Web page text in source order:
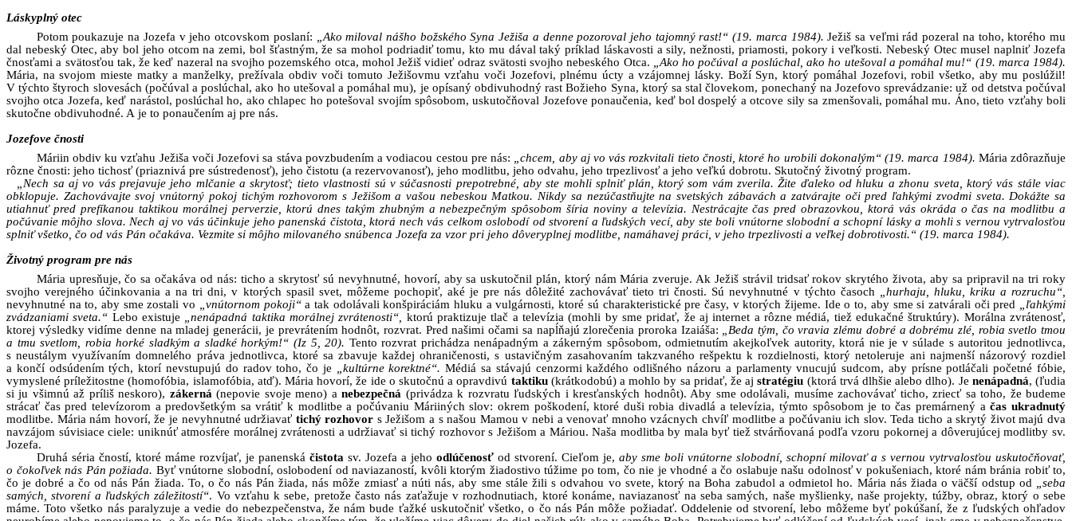
Láskyplný otec
Potom poukazuje na Jozefa v jeho otcovskom poslaní: „Ako miloval nášho božského Syna Ježiša a denne pozoroval jeho tajomný rast!“ (19. marca 1984).Ježiš sa veľmi rád pozeral na toho, ktorého mu
dal nebeský Otec, aby bol jeho otcom na zemi, bol šťastným, že sa mohol podriadiť tomu, kto mu dával taký príklad láskavosti a sily, nežnosti, priamosti, pokory i veľkosti. Nebeský Otec musel naplniť Jozefa
čnosťami a svätosťou tak, že keď nazeral na svojho pozemského otca, mohol Ježiš vidieť odraz svätosti svojho nebeského Otca. „Ako ho počúval a poslúchal, ako ho utešoval a pomáhal mu!“ (19. marca 1984).
Mária, na svojom mieste matky a manželky, prežívala obdiv voči tomuto Ježišovmu vzťahu voči Jozefovi, plnému úcty a vzájomnej lásky. Boží Syn, ktorý pomáhal Jozefovi, robil všetko, aby mu poslúžil!
V týchto štyroch slovesách (počúval a poslúchal, ako ho utešoval a pomáhal mu), je opísaný obdivuhodný rast Božieho Syna, ktorý sa stal človekom, ponechaný na Jozefovo sprevádzanie: už od detstva počúval
svojho otca Jozefa, keď narástol, poslúchal ho, ako chlapec ho potešoval svojím spôsobom, uskutočňoval Jozefove ponaučenia, keď bol dospelý a otcove sily sa zmenšovali, pomáhal mu. Áno, tieto vzťahy boli
skutočne obdivuhodné. A je to ponaučením aj pre nás.
Jozefove čnosti
Máriin obdiv ku vzťahu Ježiša voči Jozefovi sa stáva povzbudením a vodiacou cestou pre nás: „chcem, aby aj vo vás rozkvitali tieto čnosti, ktoré ho urobili dokonalým“ (19. marca 1984). Mária zdôrazňuje
rôzne čnosti: jeho tichosť (priaznivá pre sústredenosť), jeho čistotu (a rezervovanosť), jeho modlitbu, jeho odvahu, jeho trpezlivosť a jeho veľkú dobrotu. Skutočný životný program.
„Nech sa aj vo vás prejavuje jeho mlčanie a skrytosť; tieto vlastnosti sú v súčasnosti prepotrebné, aby ste mohli splniť plán, ktorý som vám zverila. Žite ďaleko od hluku a zhonu sveta, ktorý vás stále viac
obklopuje. Zachovávajte svoj vnútorný pokoj tichým rozhovorom s Ježišom a vašou nebeskou Matkou. Nikdy sa nezúčastňujte na svetských zábavách a zatvárajte oči pred ľahkými zvodmi sveta. Dokážte sa
utiahnuť pred prefíkanou taktikou morálnej perverzie, ktorú dnes takým zhubným a nebezpečným spôsobom šíria noviny a televízia. Nestrácajte čas pred obrazovkou, ktorá vás okráda o čas na modlitbu a
počúvanie môjho slova.Nech aj vo vás účinkuje jehopanenská čistota, ktorá nech vás celkomoslobodí od stvorení a ľudských vecí, aby ste boli vnútorne slobodní a schopní lásky a mohli s vernou vytrvalosťou
splniť všetko, čo od vás Pán očakáva. Vezmite si môjho milovaného snúbenca Jozefa za vzor pri jeho dôveryplnej modlitbe, namáhavej práci, v jeho trpezlivosti a veľkej dobrotivosti.“ (19. marca 1984).
Životný program pre nás
Mária upresňuje, čo sa očakáva od nás: ticho a skrytosť sú nevyhnutné, hovorí, aby sa uskutočnil plán, ktorý nám Mária zveruje. Ak Ježiš strávil tridsať rokov skrytého života, aby sa pripravil na tri roky
svojho verejného účinkovania a na tri dni, v ktorých spasil svet, môžeme pochopiť, aké je pre nás dôležité zachovávať tieto tri čnosti. Sú nevyhnutné v týchto časoch „hurhaju, hluku, kriku a rozruchu“,
nevyhnutné na to, aby sme zostali vo „vnútornom pokoji“a tak odolávali konšpiráciám hluku a vulgárnosti, ktoré sú charakteristické pre časy, v ktorých žijeme. Ide o to, aby sme si zatvárali oči pred „ľahkými
zvádzaniami sveta.“ Lebo existuje „nenápadná taktika morálnej zvrátenosti“, ktorú praktizuje tlač a televízia (mohli by sme pridať, že aj internet a rôzne médiá, tiež edukačné štruktúry). Morálna zvrátenosť,
ktorej výsledky vidíme denne na mladej generácii, je prevrátením hodnôt, rozvrat. Pred našimi očami sa napĺňajú zlorečenia proroka Izaiáša: „Beda tým, čo vravia zlému dobré a dobrému zlé, robia svetlo tmou
a tmu svetlom, robia horké sladkým a sladké horkým!“ (Iz 5, 20). Tento rozvrat prichádza nenápadným a zákerným spôsobom, odmietnutím akejkoľvek autority, ktorá nie je v súlade s autoritou jednotlivca,
s neustálym využívaním domnelého práva jednotlivca, ktoré sa zbavuje každej ohraničenosti, s ustavičným zasahovaním takzvaného rešpektu k rozdielnosti, ktorý netoleruje ani najmenší názorový rozdiel
a končí odsúdením tých, ktorí nevstupujú do radov toho, čo je „kultúrne korektné“.Médiá sa stávajú cenzormi každého odlišného názoru a parlamenty vnucujú sudcom, aby prísne potláčali početné fóbie,
vymyslené príležitostne (homofóbia, islamofóbia, atď). Mária hovorí, že ide o skutočnú a opravdivú taktiku(krátkodobú) a mohlo by sa pridať, že ajstratégiu (ktorá trvá dlhšie alebo dlho). Je nenápadná, (ľudia
si ju všimnú až príliš neskoro), zákerná(nepovie svoje meno) anebezpečná (privádza k rozvratu ľudských i kresťanských hodnôt). Aby sme odolávali, musíme zachovávať ticho, zriecť sa toho, že budeme
strácať čas pred televízorom a predovšetkým sa vrátiť k modlitbe a počúvaniu Máriiných slov: okrem poškodení, ktoré duši robia divadlá a televízia, týmto spôsobom je to čas premárnený ačas ukradnutý
modlitbe. Mária nám hovorí, že je nevyhnutné udržiavať tichý rozhovor s Ježišom a s našou Mamou v nebi a venovať mnoho vzácnych chvíľ modlitbe a počúvaniu ich slov. Teda ticho a skrytý život majú dva
navzájom súvisiace ciele: uniknúť atmosfére morálnej zvrátenosti a udržiavať si tichý rozhovor s Ježišom a Máriou. Naša modlitba by mala byť tiež stvárňovaná podľa vzoru pokornej a dôverujúcej modlitby sv.
Jozefa.
Druhá séria čností, ktoré máme rozvíjať, je panenská čistota sv. Jozefa a jeho odlúčenosť od stvorení. Cieľom je, aby sme boli vnútorne slobodní, schopní milovať a s vernou vytrvalosťou uskutočňovať,
o čokoľvek nás Pán požiada. Byť vnútorne slobodní, oslobodení od naviazaností, kvôli ktorým žiadostivo túžime po tom, čo nie je vhodné a čo oslabuje našu odolnosť v pokušeniach, ktoré nám bránia robiť to,
čo je dobré a čo od nás Pán žiada. To, o čo nás Pán žiada, nás môže zmiasť a núti nás, aby sme stále žili s odvahou vo svete, ktorý na Boha zabudol a odmietol ho. Mária nás žiada o väčší odstup od „seba
samých, stvorení a ľudských záležitostí“. Vo vzťahu k sebe, pretože často nás zaťažuje v rozhodnutiach, ktoré konáme, naviazanosť na seba samých, naše myšlienky, naše projekty, túžby, obraz, ktorý o sebe
máme. Toto všetko nás paralyzuje a vedie do nebezpečenstva, že nám bude ťažké uskutočniť všetko, o čo nás Pán môže požiadať. Oddelenie od stvorení, lebo môžeme byť pokúšaní, že z ľudských ohľadov